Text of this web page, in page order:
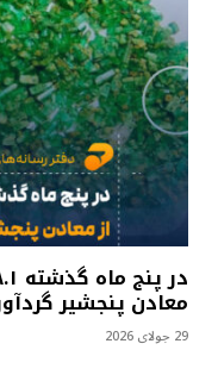
معادن پنجشیر
29 جولای 2026